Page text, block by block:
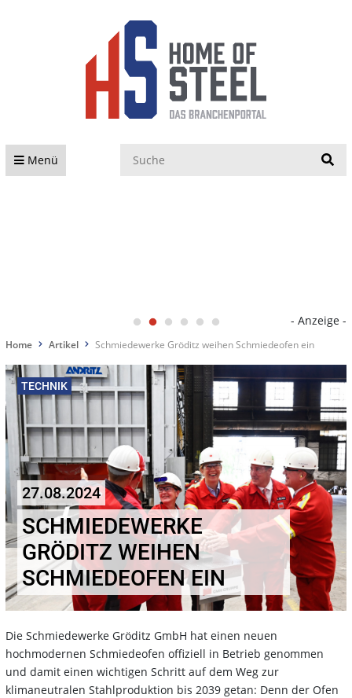
Menü
- Anzeige -
Home Artikel Schmiedewerke Gröditz weihen Schmiedeofen ein
TECHNIK
27.08.2024
SCHMIEDEWERKE
GRÖDITZ WEIHEN
SCHMIEDEOFEN EIN
Die Schmiedewerke Gröditz GmbH hat einen neuen
hochmodernen Schmiedeofen offiziell in Betrieb genommen
und damit einen wichtigen Schritt auf dem Weg zur
klimaneutralen Stahlproduktion bis 2039 getan: Denn der Ofen